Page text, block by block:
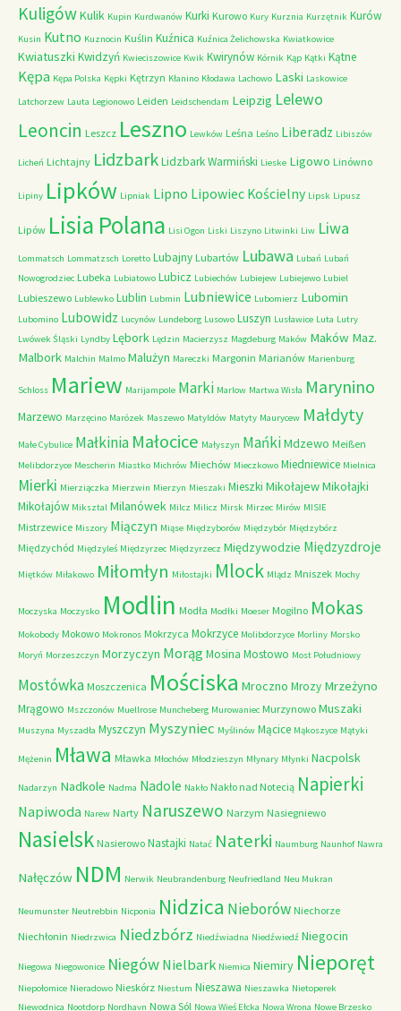
KuligówKulik Kupin Kurdwanów Kurki Kurowo Kury Kurznia Kurzętnik Kurów
Kusin Kutno Kuznocin Kuślin Kuźnica Kuźnica Żelichowska Kwiatkowice
Kwiatuszki Kwidzyń Kwieciszowice Kwik Kwirynów Kórnik Kąp Kątki Kątne
Kępa Kępa Polska Kępki Kętrzyn Kłanino Kłodawa Lachowo Laski Laskowice
Latchorzew Lauta Legionowo Leiden Leidschendam Leipzig Lelewo
Leoncin Leszcz Leszno Lewków Leśna Leśno Liberadz Libiszów
Licheń Lichtajny LidzbarkLidzbark Warmiński Lieske Ligowo Linówno
Lipiny Lipków Lipniak Lipno Lipowiec Kościelny Lipsk Lipusz
Lipów Lisia Polana Lisi Ogon Liski Liszyno Litwinki Liw Liwa
Lommatsch Lommatzsch Loretto Lubajny Lubartów Lubawa Lubań Lubań
Nowogrodziec Lubeka Lubiatowo Lubicz Lubiechów Lubiejew Lubiejewo Lubiel
Lubieszewo Lublewko Lublin Lubmin Lubniewice Lubomierz Lubomin
Lubomino Lubowidz Lucynów Lundeborg Lusowo Luszyn Lusławice Luta Lutry
Lwówek Śląski Lyndby Lębork Lędzin Macierzysz Magdeburg Maków Maków Maz.
Malbork Malchin Malmo Malużyn Mareczki Margonin Marianów Marienburg
Schloss Mariew Marijampole Marki Marlow Martwa Wisła Marynino
Marzewo Marzęcino Marózek Maszewo Matyldów Matyty Maurycew Małdyty
Małe Cybulice Małkinia Małocice Małyszyn MańkiMdzewo Meißen
Melibdorzyce Mescherin Miastko Michrów Miechów Mieczkowo Miedniewice Mielnica
Mierki Mierziączka Mierzwin Mierzyn Mieszaki Mieszki MikołajewMikołajki
Mikołajów Miksztal Milanówek Milcz Milicz Mirsk Mirzec Mirów MISIE
Mistrzewice Miszory Miączyn Miąse Międzyborów Międzybór Międzybórz
Międzychód Międzyleś Międzyrzec Międzyrzecz Międzywodzie Międzyzdroje
Miętków Miłakowo Miłomłyn Miłostajki Mlock Mlądz Mniszek Mochy
Moczyska Moczysko Modlin Modła Modłki Moeser Mogilno Mokas
Mokobody Mokowo Mokronos Mokrzyca Mokrzyce Molibdorzyce Morliny Morsko
Moryń Morzeszczyn Morzyczyn MorągMosina Mostowo Most Południowy
Mostówka Moszczenica Mościska Mroczno Mrozy Mrzeżyno
Mrągowo Mszczonów Muellrose Muncheberg Murowaniec Murzynowo Muszaki
Muszyna Myszadła Myszczyn Myszyniec Myślinów Mącice Mąkoszyce Mątyki
Mężenin Mława Mławka Młochów Młodzieszyn Młynary Młynki Nacpolsk
Nadarzyn Nadkole Nadma Nadole Nakło Nakło nad Notecią Napierki
Napiwoda Narew Narty Naruszewo Narzym Nasiegniewo
Nasielsk Nasierowo Nastajki Natać Naterki Naumburg Naunhof Nawra
Nałęczów NDM Nerwik Neubrandenburg Neufriedland Neu Mukran
Neumunster Neutrebbin Nicponia Nidzica Nieborów Niechorze
Niechłonin Niedrzwica Niedzbórz Niedźwiadna Niedźwiedź Niegocin
Niegowa Niegowonice Niegów Nielbark Niemica Niemiry Nieporęt
Niepołomice Nieradowo Nieskórz Niestum Nieszawa Nieszawka Nietoperek
Niewodnica Nootdorp Nordhavn Nowa Sól Nowa Wieś Ełcka Nowa Wrona Nowe Brzesko